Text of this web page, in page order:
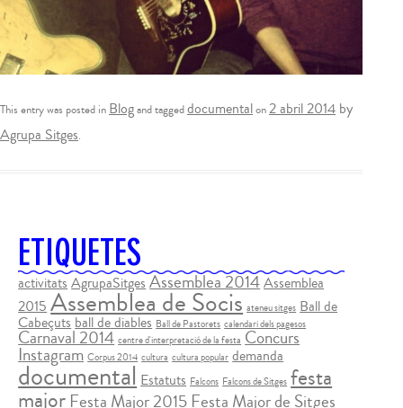
This entry was posted in Blogand taggeddocumentalon2 abril 2014 by
Agrupa Sitges.
ETIQUETES
activitats AgrupaSitges Assemblea 2014Assemblea
2015 Assemblea de Socis ateneu sitges Ball de
Cabeçuts ball de diables Ball de Pastorets calendari dels pagesos
Carnaval 2014 centre d'interpretació de la festa Concurs
Instagram Corpus 2014 cultura cultura popular demanda
documental Estatuts Falcons Falcons de Sitges festa
majorFesta Major 2015Festa Major de Sitges